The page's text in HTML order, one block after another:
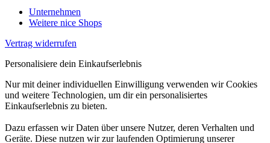
Unternehmen
Weitere nice Shops
Vertrag widerrufen
Personalisiere dein Einkaufserlebnis
Nur mit deiner individuellen Einwilligung verwenden wir Cookies
und weitere Technologien, um dir ein personalisiertes
Einkaufserlebnis zu bieten.
Dazu erfassen wir Daten über unsere Nutzer, deren Verhalten und
Geräte. Diese nutzen wir zur laufenden Optimierung unserer